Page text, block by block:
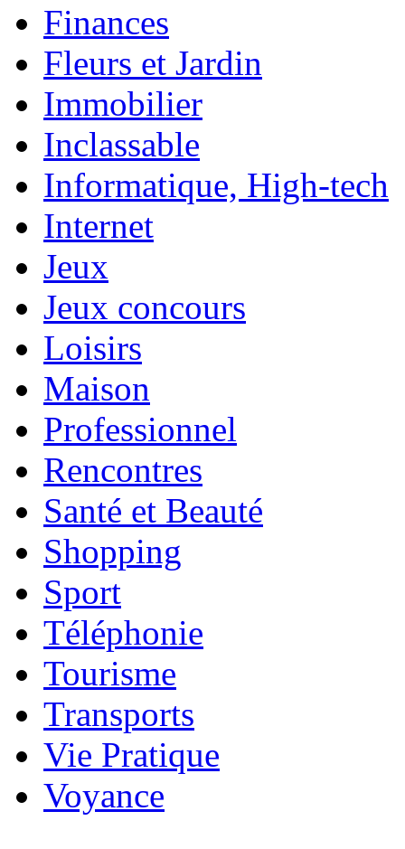
Finances
Fleurs et Jardin
Immobilier
Inclassable
Informatique, High-tech
Internet
Jeux
Jeux concours
Loisirs
Maison
Professionnel
Rencontres
Santé et Beauté
Shopping
Sport
Téléphonie
Tourisme
Transports
Vie Pratique
Voyance